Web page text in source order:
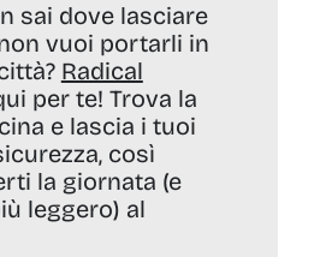
sai dove lasciare
vuoi portarli in
Radical
per te! Trova la
e lascia i tuoi
così
la giornata (e
leggero) al